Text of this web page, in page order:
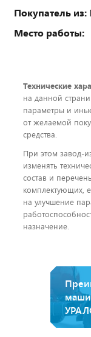
Покупатель из:
Место работы:
Технические
на данной
параметры и
от желаемой
средства.
При этом завод-
изменять
состав и
комплектующих,
на улучшение
назначение.